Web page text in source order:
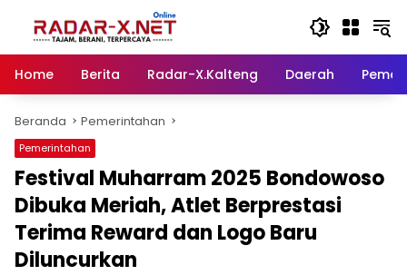
konten
Home
Berita Radar-X.Kalteng Daerah
Beranda Pemerintahan
Pemerintahan
Festival Muharram 2025 Bondowoso
Dibuka Meriah, Atlet Berprestasi
Terima Reward dan Logo Baru
Diluncurkan